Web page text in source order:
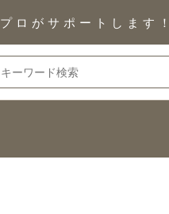
ロがサポートします！